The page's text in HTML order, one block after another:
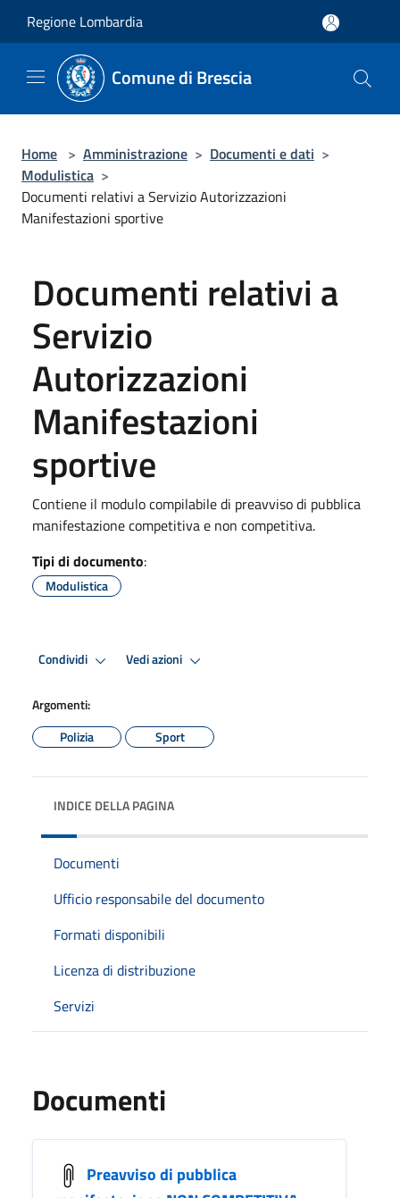
Regione Lombardia
Comune di Brescia
Home > Amministrazione > Documenti e dati >
Modulistica >
Documenti relativi a Servizio Autorizzazioni
Manifestazioni sportive
Documenti relativi a
Servizio
Autorizzazioni
Manifestazioni
sportive
Contiene il modulo compilabile di preavviso di pubblica
manifestazione competitiva e non competitiva.
Tipi di documento:
Modulistica
Condividi Vedi azioni
Argomenti:
Polizia
Sport
INDICE DELLA PAGINA
Documenti
Ufficio responsabile del documento
Formati disponibili
Licenza di distribuzione
Servizi
Documenti
Preavviso di pubblica